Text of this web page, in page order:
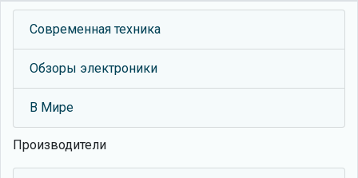
Современная техника
Обзоры электроники
В Мире
Производители